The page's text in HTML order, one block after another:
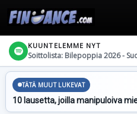
KUUNTELEMME NYT
Soittolista: Bilepoppia 2026 -
TÄTÄ MUUT LUKEVAT
10 lausetta, joilla manipuloiva